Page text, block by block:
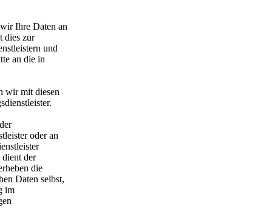
Ihre Daten an
dies zur
und
an die in
wir mit diesen
oder an
der
die
Daten selbst,
im